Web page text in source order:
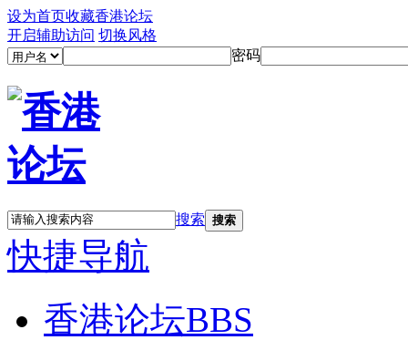
设为首页收藏香港论坛
开启辅助访问 切换风格
密码
搜索 搜索
快捷导航
香港论坛BBS